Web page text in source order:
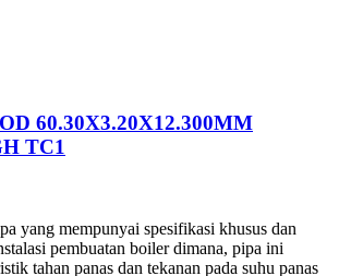
60.30X3.20X12.300MM
TC1
yang mempunyai spesifikasi khusus dan
pembuatan boiler dimana, pipa ini
tahan panas dan tekanan pada suhu panas